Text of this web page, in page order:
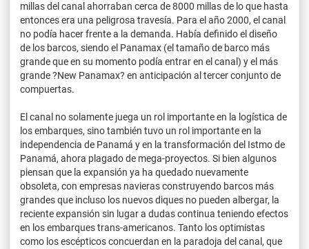
millas del canal ahorraban cerca de 8000 millas de lo que hasta
entonces era una peligrosa travesía. Para el año 2000, el canal
no podía hacer frente a la demanda. Había definido el diseño
de los barcos, siendo el Panamax (el tamaño de barco más
grande que en su momento podía entrar en el canal) y el más
grande ?New Panamax? en anticipación al tercer conjunto de
compuertas.
El canal no solamente juega un rol importante en la logística de
los embarques, sino también tuvo un rol importante en la
independencia de Panamá y en la transformación del Istmo de
Panamá, ahora plagado de mega-proyectos. Si bien algunos
piensan que la expansión ya ha quedado nuevamente
obsoleta, con empresas navieras construyendo barcos más
grandes que incluso los nuevos diques no pueden albergar, la
reciente expansión sin lugar a dudas continua teniendo efectos
en los embarques trans-americanos. Tanto los optimistas
como los escépticos concuerdan en la paradoja del canal, que